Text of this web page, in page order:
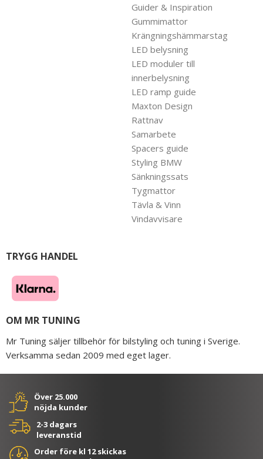
Guider & Inspiration
Gummimattor
Krängningshämmarstag
LED belysning
LED moduler till
innerbelysning
LED ramp guide
Maxton Design
Rattnav
Samarbete
Spacers guide
Styling BMW
Sänkningssats
Tygmattor
Tävla & Vinn
Vindavvisare
TRYGG HANDEL
OM MR TUNING
Mr Tuning säljer tillbehör för bilstyling och tuning i Sverige.
Verksamma sedan 2009 med eget lager.
Över 25.000
nöjda kunder
2-3 dagars
leveranstid
Order före kl 12 skickas